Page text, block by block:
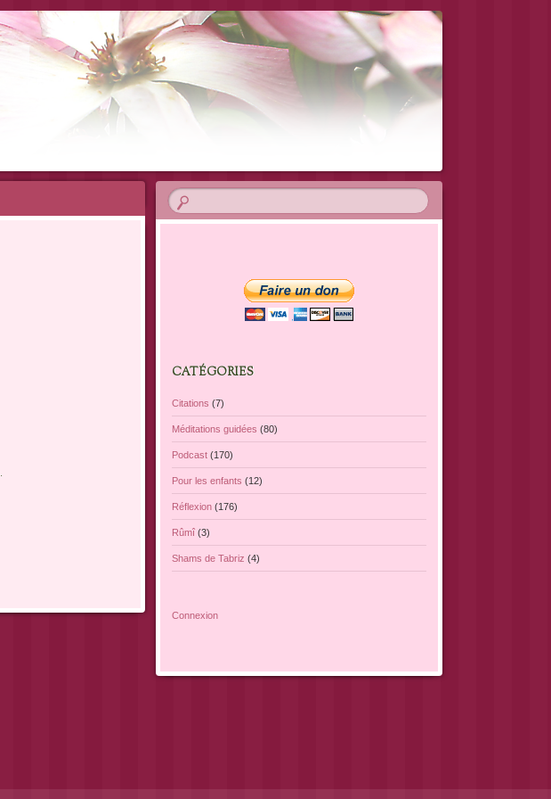
CATÉGORIES
Citations (7)
Méditations guidées (80)
Podcast (170)
Pour les enfants (12)
Réflexion (176)
Rûmî (3)
Shams de Tabriz (4)
Connexion